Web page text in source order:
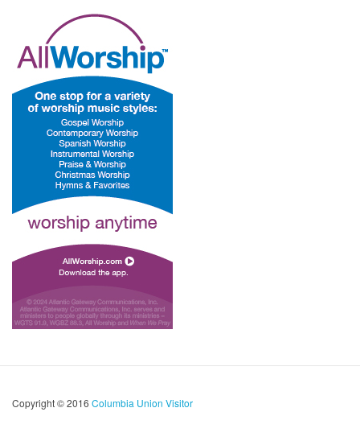
Copyright © 2016 Columbia Union Visitor